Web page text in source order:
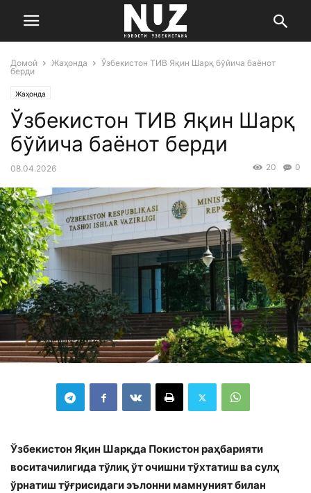
Домой Жаҳонда
Ўзбекистон ТИВ Яқин Шарқ бўйича баёнот
берди
Жаҳонда
Ўзбекистон ТИВ Яқин Шарқ
бўйича баёнот берди
08.04.2026 0
20
Ўзбекистон Яқин Шарқда Покистон раҳбарияти
воситачилигида тўлиқ ўт очишни тўхтатиш ва сулҳ
ўрнатиш тўғрисидаги эълонни мамнуният билан